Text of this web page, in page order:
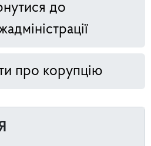
до
про корупцію